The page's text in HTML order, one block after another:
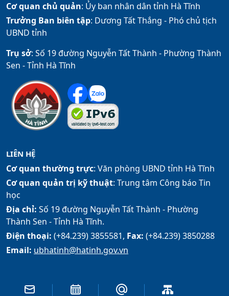
Cơ quan chủ quản: Ủy ban nhân dân tỉnh Hà Tĩnh
Trưởng Ban biên tập: Dương Tất Thắng - Phó chủ tịch
UBND tỉnh
Trụ sở: Số 19 đường Nguyễn Tất Thành - Phường Thành
Sen - Tỉnh Hà Tĩnh
LIÊN HỆ
Cơ quan thường trực: Văn phòng UBND tỉnh Hà Tĩnh
Cơ quan quản trị kỹ thuật: Trung tâm Công báo Tin
học
Địa chỉ: Số 19 đường Nguyễn Tất Thành - Phường
Thành Sen - Tỉnh Hà Tĩnh.
Điện thoại: (+84.239) 3855581, Fax: (+84.239) 3850288
Email: ubhatinh@hatinh.gov.vn